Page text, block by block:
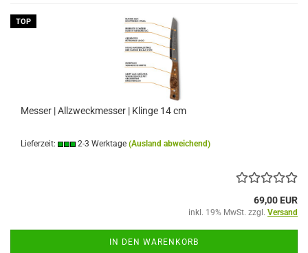
TOP
Messer | Allzweckmesser | Klinge 14 cm
Lieferzeit: 2-3 Werktage (Ausland abweichend)
69,00 EUR
inkl. 19% MwSt. zzgl. Versand
IN DEN WARENKORB